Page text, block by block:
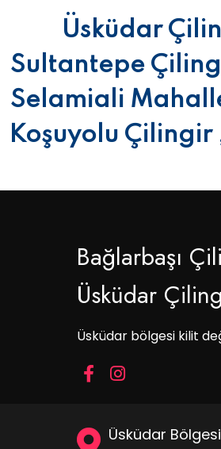
Üsküdar
Sultantepe
Selamiali
Koşuyolu
Bağlarbaşı
Üsküdar
Üsküdar bölgesi kilit
Üsküdar